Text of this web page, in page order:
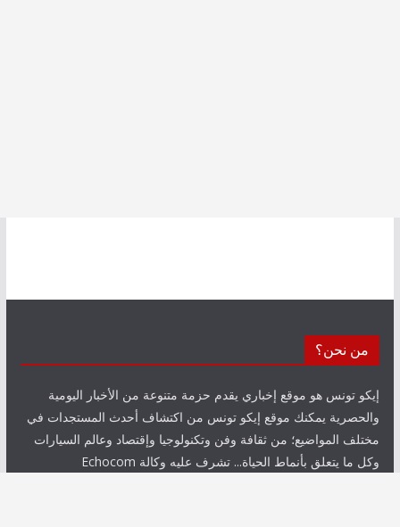
من نحن؟
إيكو تونس هو موقع إخباري يقدم حزمة متنوعة من الأخبار اليومية
والحصرية يمكنك موقع إيكو تونس من اكتشاف أحدث المستجدات في
مختلف المواضيع؛ من ثقافة وفن وتكنولوجيا وإقتصاد وعالم السيارات
وكل ما يتعلق بأنماط الحياة... تشرف عليه وكالة Echocom